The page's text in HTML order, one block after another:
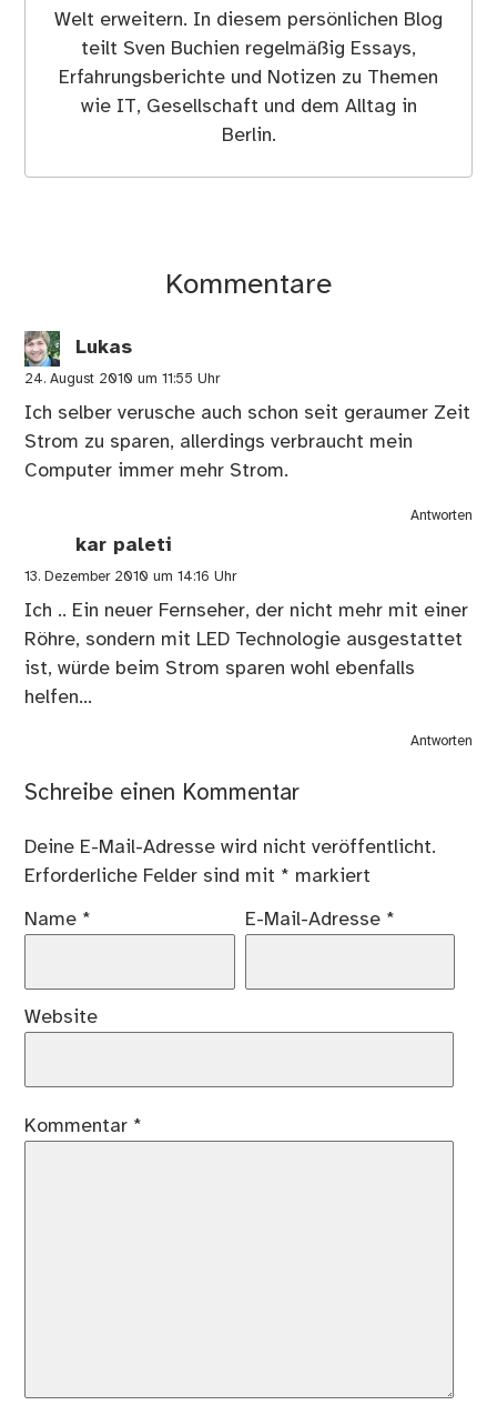
Welt erweitern. In diesem persönlichen Blog
teilt Sven Buchien regelmäßig Essays,
Erfahrungsberichte und Notizen zu Themen
wie IT, Gesellschaft und dem Alltag in
Berlin.
Kommentare
Lukas
24. August 2010 um 11:55 Uhr
Ich selber verusche auch schon seit geraumer Zeit
Strom zu sparen, allerdings verbraucht mein
Computer immer mehr Strom.
Antworten
kar paleti
13. Dezember 2010 um 14:16 Uhr
Ich .. Ein neuer Fernseher, der nicht mehr mit einer
Röhre, sondern mit LED Technologie ausgestattet
ist, würde beim Strom sparen wohl ebenfalls
helfen…
Antworten
Schreibe einen Kommentar
Deine E-Mail-Adresse wird nicht veröffentlicht.
Erforderliche Felder sind mit * markiert
Name * E-Mail-Adresse *
Website
Kommentar *